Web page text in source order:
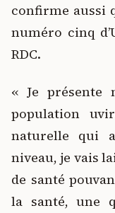
confirme aussi
numéro cinq
RDC.
« Je présente
population
naturelle qui
niveau, je vais
de santé
la santé, une